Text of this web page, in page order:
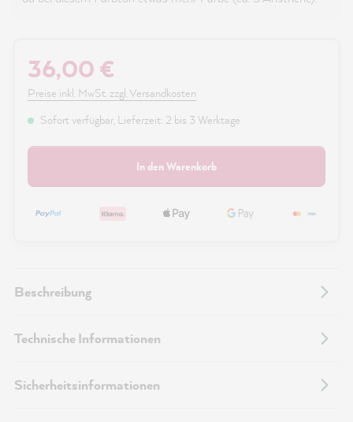
36,00 €
Preise inkl. MwSt. zzgl. Versandkosten
Sofort verfügbar, Lieferzeit: 2 bis 3 Werktage
In den Warenkorb
Beschreibung
Technische Informationen
Sicherheitsinformationen